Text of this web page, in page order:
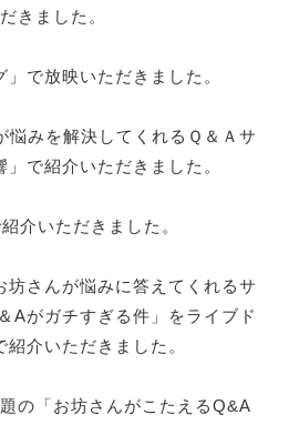
きました。
で放映いただきました。
悩みを解決してくれるＱ＆Ａサ
で紹介いただきました。
介いただきました。
坊さんが悩みに答えてくれるサ
Aがガチすぎる件」
をライブド
介いただきました。
の「お坊さんがこたえるQ&A